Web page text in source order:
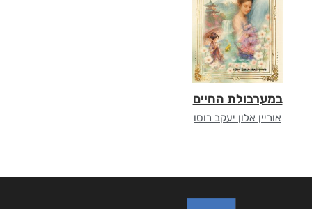
במערבולת החיים
אוריין אלון יעקב רוסו